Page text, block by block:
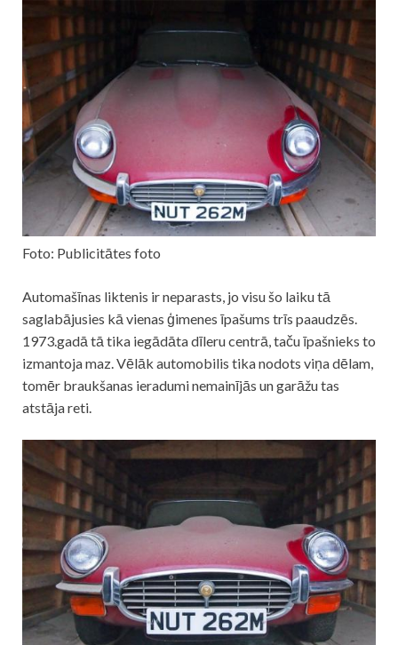
Foto: Publicitātes foto
Automašīnas liktenis ir neparasts, jo visu šo laiku tā
saglabājusies kā vienas ģimenes īpašums trīs paaudzēs.
1973.gadā tā tika iegādāta dīleru centrā, taču īpašnieks to
izmantoja maz. Vēlāk automobilis tika nodots viņa dēlam,
tomēr braukšanas ieradumi nemainījās un garāžu tas
atstāja reti.